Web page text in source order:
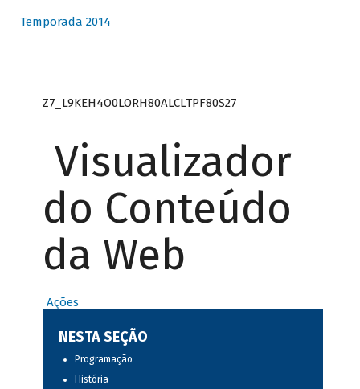
Temporada 2014
Z7_L9KEH4O0LORH80ALCLTPF80S27
Visualizador
do Conteúdo
da Web
Ações
NESTA SEÇÃO
Programação
História